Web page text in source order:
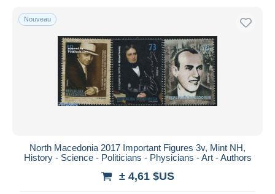
Nouveau
North Macedonia 2017 Important Figures 3v, Mint NH,
History - Science - Politicians - Physicians - Art - Authors
± 4,61 $US